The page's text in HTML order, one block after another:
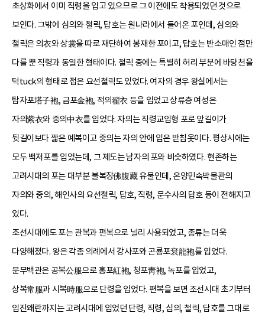
초상화에서 이미 직령을 입고 있으므로 그 이전에도 착용되었던 것으로
보인다. 그밖에 심의와 철릭, 답호는 원나라에서 들어온 포인데, 심의와
철릭은 의衣와 상裳을 따로 재단하여 봉재한 포이고, 답호는 반소매인 점만
다를 뿐 직령과 동일한 형태이다. 철릭 중에는 특별히 허리 부분에 바탕천을
턱tuck의 형태로 접은 요선철릭도 있었다. 여자의 경우 왕실에서는
탑자포塔子袍, 금포金袍, 적의翟衣 등을 입었고 상류층 여성은
자의紫衣와 중의中衣를 입었다. 자의는 직령교임형 포로 앞길이가
뒷길이보다 짧은 예복이고 중의는 자의 안에 입은 받침옷이다. 평상시에는
모두 백저포를 입었는데, 그 제도는 남자의 포와 비슷하였다. 현존하는
고려시대의 포는 대부분 불복장佛腹藏 유물인데, 온양민속박물관의
자의와 중의, 해인사의 요선철릭, 답호, 직령, 문수사의 답호 등이 전해지고
있다.
조선시대에도 포는 관복과 편복으로 널리 사용되었고, 종류는 더욱
다양해졌다. 왕은 각종 의례에서 강사포와 곤룡포袞龍袍를 입었다.
문무백관은 공복公服으로 홍포紅袍, 청포靑袍, 녹포를 입었고,
상복常服과 시복時服으로 단령을 입었다. 편복을 보면 조선시대 초기부터
임진왜란까지는 고려시대에 입었던 단령, 직령, 심의, 철릭, 답호를 그대로